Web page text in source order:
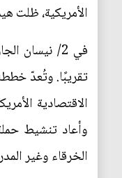
الأمريكية، ظلت
في 2/ نيسان
تقريبًا. وتُعدّ
الاقتصادية
وأعاد تنشيط
الخرقاء وغير